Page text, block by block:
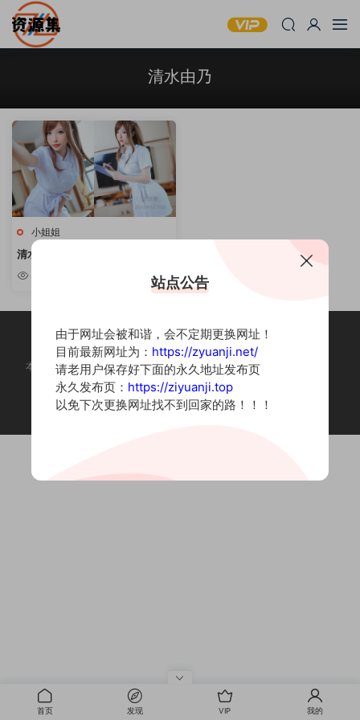
清水由乃
小姐姐
清水由乃 – 性感写真套图合集 [持
续更新]
本站为摄影写真图片网站，内容来自网络收集整理，仅作个人学习使用。
如有违法内容请联系删除
Copyright © 2022 资源集
首页 发现 VIP 我的
站点公告
由于网址会被和谐，会不定期更换网址！
目前最新网址为： https://zyuanji.net/
请老用户保存好下面的永久地址发布页
永久发布页： https://ziyuanji.top
以免下次更换网址找不到回家的路！！！